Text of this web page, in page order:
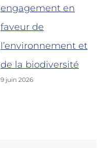
engagement en
faveur de
l’environnement et
de la biodiversité
9 juin 2026